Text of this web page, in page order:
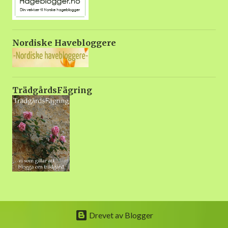
gjødsel. Svak gjødsel en gan...
Nordiske Havebloggere
TrädgårdsFägring
Drevet av Blogger